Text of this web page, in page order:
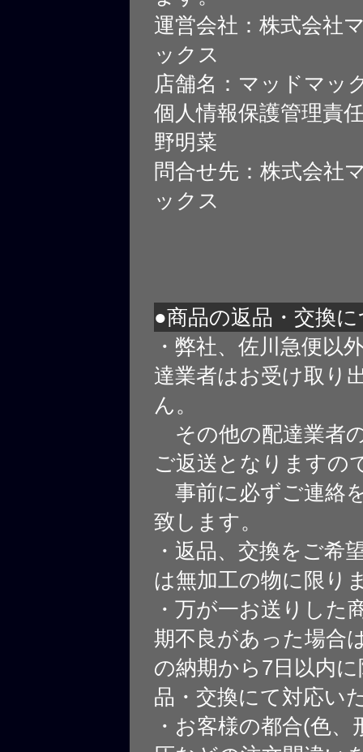
運営会社：株式会社
ックス
店舗名：マッドマッ
個人情報保護管理責
野明菜
問合せ先：株式会社
ックス
●商品の返品・交換
・弊社、佐川急便以
達業者はお受け取り
ん。
その他の配達業者
ご返送となりますの
事前に必ずご連絡
致します。
・返品、交換をご希
は無加工の物に限り
・万が一お送りした
期不良があった場合
の納期から7日以内
品・交換にて対応い
・お客様の都合(色、